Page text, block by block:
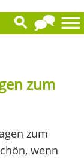
zum
zum
wenn